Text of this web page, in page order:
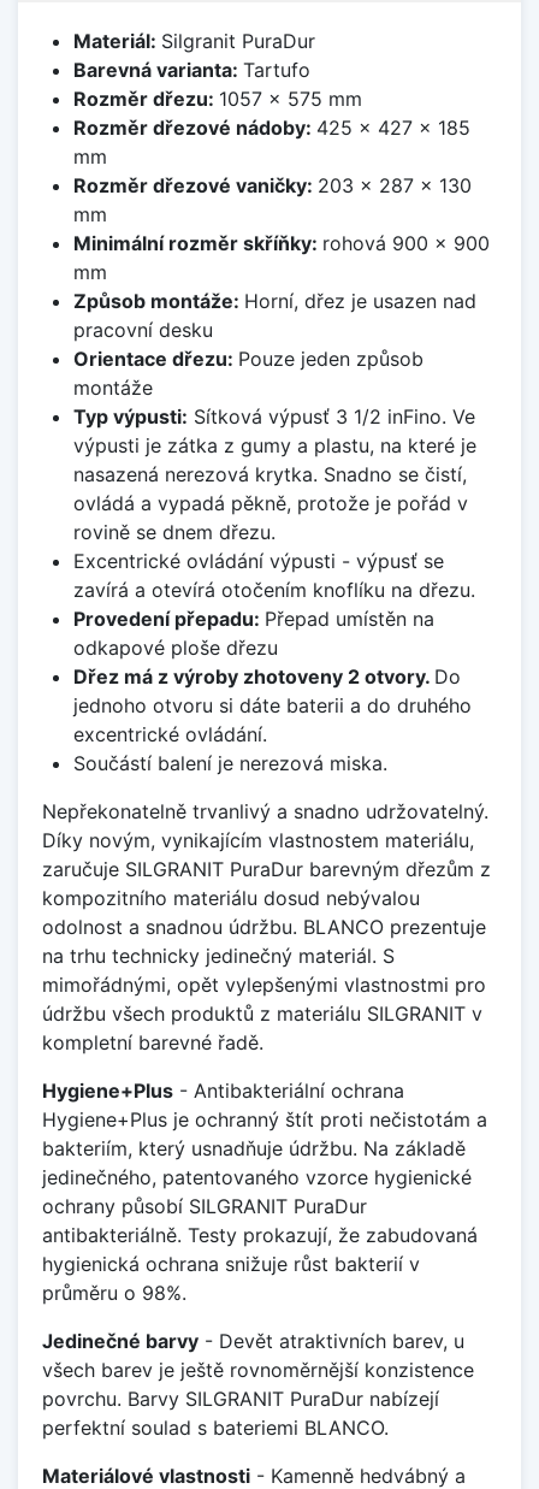
Materiál: Silgranit PuraDur
Barevná varianta: Tartufo
Rozměr dřezu: 1057 x 575 mm
Rozměr dřezové nádoby: 425 x 427 x 185
mm
Rozměr dřezové vaničky: 203 x 287 x 130
mm
Minimální rozměr skříňky: rohová 900 x 900
mm
Způsob montáže: Horní, dřez je usazen nad
pracovní desku
Orientace dřezu: Pouze jeden způsob
montáže
Typ výpusti: Sítková výpusť 3 1/2 inFino. Ve
výpusti je zátka z gumy a plastu, na které je
nasazená nerezová krytka. Snadno se čistí,
ovládá a vypadá pěkně, protože je pořád v
rovině se dnem dřezu.
Excentrické ovládání výpusti - výpusť se
zavírá a otevírá otočením knoflíku na dřezu.
Provedení přepadu: Přepad umístěn na
odkapové ploše dřezu
Dřez má z výroby zhotoveny 2 otvory. Do
jednoho otvoru si dáte baterii a do druhého
excentrické ovládání.
Součástí balení je nerezová miska.
Nepřekonatelně trvanlivý a snadno udržovatelný.
Díky novým, vynikajícím vlastnostem materiálu,
zaručuje SILGRANIT PuraDur barevným dřezům z
kompozitního materiálu dosud nebývalou
odolnost a snadnou údržbu. BLANCO prezentuje
na trhu technicky jedinečný materiál. S
mimořádnými, opět vylepšenými vlastnostmi pro
údržbu všech produktů z materiálu SILGRANIT v
kompletní barevné řadě.
Hygiene+Plus - Antibakteriální ochrana
Hygiene+Plus je ochranný štít proti nečistotám a
bakteriím, který usnadňuje údržbu. Na základě
jedinečného, patentovaného vzorce hygienické
ochrany působí SILGRANIT PuraDur
antibakteriálně. Testy prokazují, že zabudovaná
hygienická ochrana snižuje růst bakterií v
průměru o 98%.
Jedinečné barvy - Devět atraktivních barev, u
všech barev je ještě rovnoměrnější konzistence
povrchu. Barvy SILGRANIT PuraDur nabízejí
perfektní soulad s bateriemi BLANCO.
Materiálové vlastnosti - Kamenně hedvábný a